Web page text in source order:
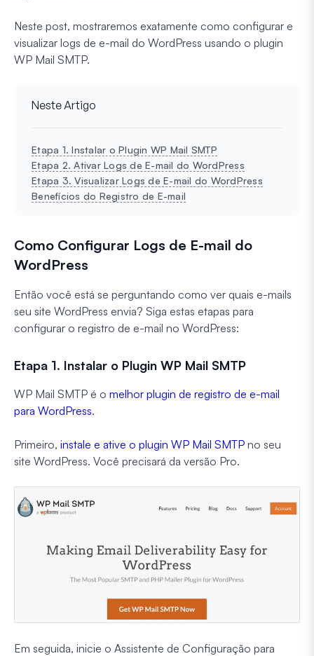
Neste post, mostraremos exatamente como configurar e
visualizar logs de e-mail do WordPress usando o plugin
WP Mail SMTP.
Neste Artigo
Etapa 1. Instalar o Plugin WP Mail SMTP
Etapa 2. Ativar Logs de E-mail do WordPress
Etapa 3. Visualizar Logs de E-mail do WordPress
Benefícios do Registro de E-mail
Como Configurar Logs de E-mail do
WordPress
Então você está se perguntando como ver quais e-mails
seu site WordPress envia? Siga estas etapas para
configurar o registro de e-mail no WordPress:
Etapa 1. Instalar o Plugin WP Mail SMTP
WP Mail SMTP é o melhor plugin de registro de e-mail
para WordPress.
Primeiro, instale e ative o plugin WP Mail SMTP no seu
site WordPress. Você precisará da versão Pro.
Em seguida, inicie o Assistente de Configuração para